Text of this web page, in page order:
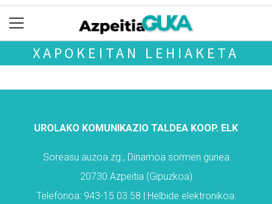
XAPOKEITAN LEHIAKETA
UROLAKO KOMUNIKAZIO TALDEA KOOP. ELK
Soreasu auzoa zg., Dinamoa sormen gunea
20730 Azpeitia (Gipuzkoa)
Telefonoa: 943-15 03 58 | Helbide elektronikoa: